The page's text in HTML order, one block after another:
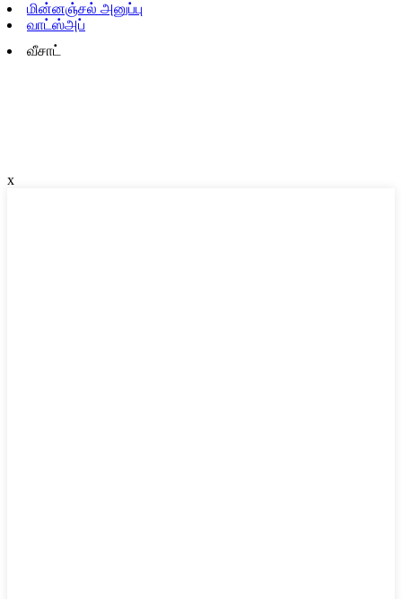
மின்னஞ்சல் அனுப்பு
வாட்ஸ்அப்
வீசாட்
x